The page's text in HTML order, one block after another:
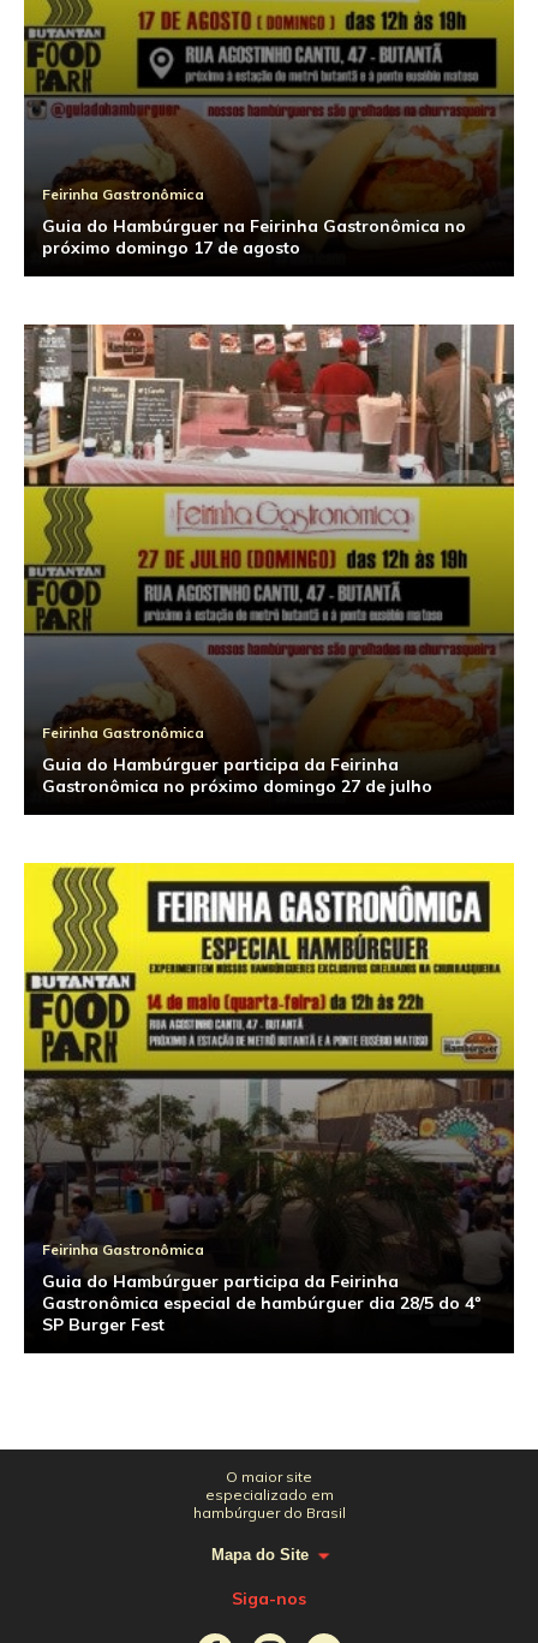
Feirinha Gastronômica
Guia do Hambúrguer na Feirinha Gastronômica no
próximo domingo 17 de agosto
Feirinha Gastronômica
Guia do Hambúrguer participa da Feirinha
Gastronômica no próximo domingo 27 de julho
Feirinha Gastronômica
Guia do Hambúrguer participa da Feirinha
Gastronômica especial de hambúrguer dia 28/5 do 4º
SP Burger Fest
O maior site
especializado em
hambúrguer do Brasil
Mapa do Site
Siga-nos